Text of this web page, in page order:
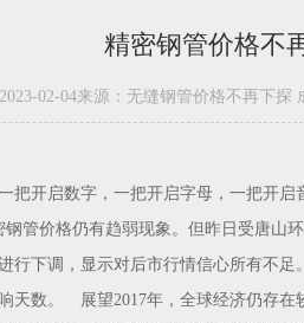
精密钢管价格不
02-04来源：无缝钢管价格不再下探
把开启数字，一把开启字母，一把开
管价格仍有趋弱现象。但昨日受唐山
行下调，显示对后市行情信心所有不
天数。 展望2017年，全球经济仍存